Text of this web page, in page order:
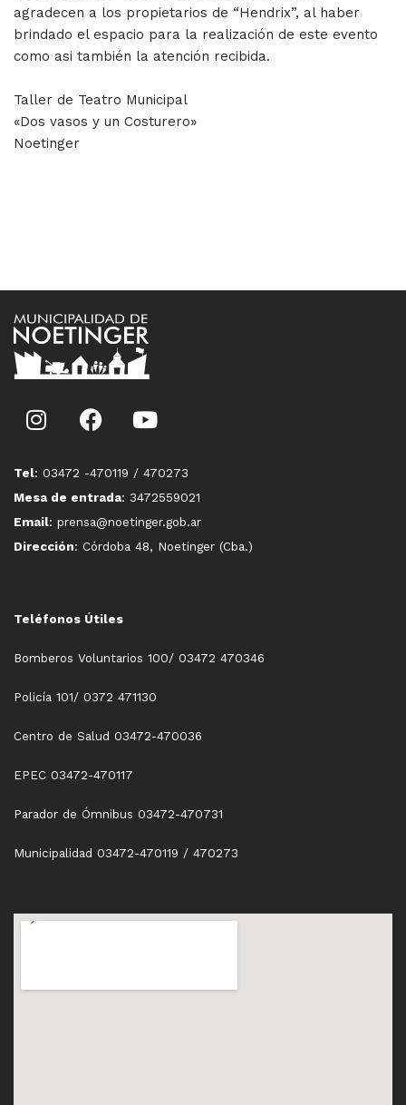
agradecen a los propietarios de “Hendrix”, al haber
brindado el espacio para la realización de este evento
como asi también la atención recibida.
Taller de Teatro Municipal
«Dos vasos y un Costurero»
Noetinger
Tel: 03472 -470119 / 470273
Mesa de entrada: 3472559021
Email: prensa@noetinger.gob.ar
Dirección: Córdoba 48, Noetinger (Cba.)
Teléfonos Útiles
Bomberos Voluntarios 100/ 03472 470346
Policía 101/ 0372 471130
Centro de Salud 03472-470036
EPEC 03472-470117
Parador de Ómnibus 03472-470731
Municipalidad 03472-470119 / 470273